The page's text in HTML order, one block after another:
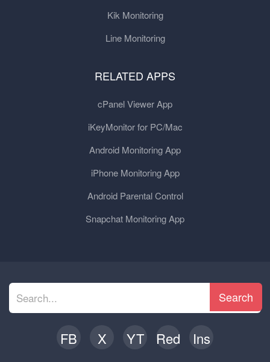
Kik Monitoring
Line Monitoring
RELATED APPS
cPanel Viewer App
iKeyMonitor for PC/Mac
Android Monitoring App
iPhone Monitoring App
Android Parental Control
Snapchat Monitoring App
Search
FB X YT Red Ins